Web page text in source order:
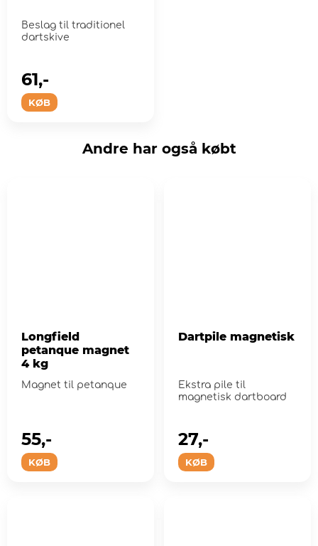
Beslag til traditionel
dartskive
KØB
61,-
Andre har også købt
Longfield
petanque magnet
4 kg
Magnet til petanque
KØB
55,-
Dartpile magnetisk
Ekstra pile til
magnetisk dartboard
KØB
27,-